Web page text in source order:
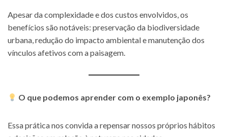
Apesar da complexidade e dos custos envolvidos, os
benefícios são notáveis: preservação da biodiversidade
urbana, redução do impacto ambiental e manutenção dos
vínculos afetivos com a paisagem.
O que podemos aprender com o exemplo japonês?
Essa prática nos convida a repensar nossos próprios hábitos